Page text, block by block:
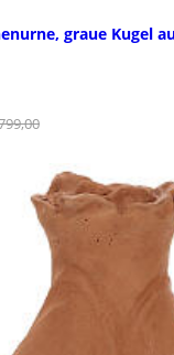
graue Kugel